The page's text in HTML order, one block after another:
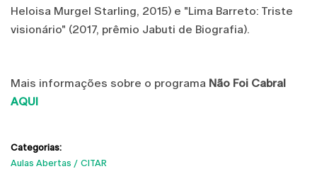
Heloisa Murgel Starling, 2015) e "Lima Barreto: Triste
visionário" (2017, prêmio Jabuti de Biografia).
Mais informações sobre o programa Não Foi Cabral
AQUI
Categorias:
Aulas Abertas
CITAR